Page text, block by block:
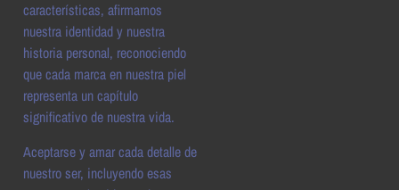
características, afirmamos
nuestra identidad y nuestra
historia personal, reconociendo
que cada marca en nuestra piel
representa un capítulo
significativo de nuestra vida.
Aceptarse y amar cada detalle de
nuestro ser, incluyendo esas